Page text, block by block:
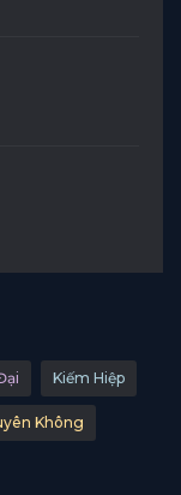
Kiếm Hiệp
Không